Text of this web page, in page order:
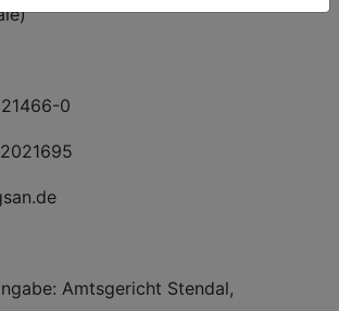
0
Amtsgericht Stendal,